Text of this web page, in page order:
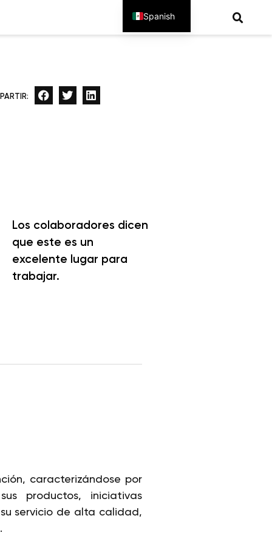
Los colaboradores dicen
que este es un
excelente lugar para
trabajar.
caracterizándose por
productos, iniciativas
servicio de alta calidad,
Spanish
English